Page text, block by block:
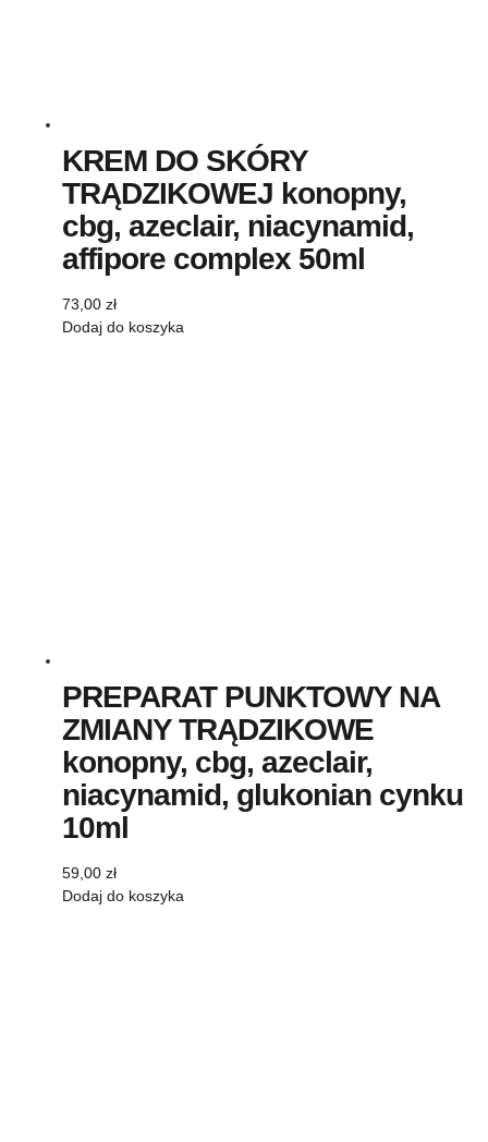
KREM DO SKÓRY
TRĄDZIKOWEJ konopny,
cbg, azeclair, niacynamid,
affipore complex 50ml
73,00 zł
Dodaj do koszyka
PREPARAT PUNKTOWY NA
ZMIANY TRĄDZIKOWE
konopny, cbg, azeclair,
niacynamid, glukonian cynku
10ml
59,00 zł
Dodaj do koszyka